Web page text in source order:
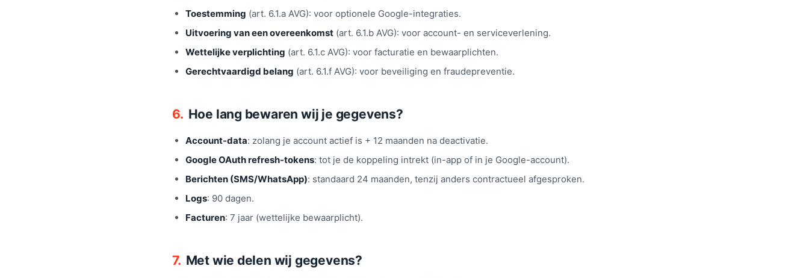
Toestemming (art. 6.1.a AVG): voor optionele Google-integraties.
Uitvoering van een overeenkomst (art. 6.1.b AVG): voor account- en serviceverlening.
Wettelijke verplichting (art. 6.1.c AVG): voor facturatie en bewaarplichten.
Gerechtvaardigd belang (art. 6.1.f AVG): voor beveiliging en fraudepreventie.
6. Hoe lang bewaren wij je gegevens?
Account-data: zolang je account actief is + 12 maanden na deactivatie.
Google OAuth refresh-tokens: tot je de koppeling intrekt (in-app of in je Google-account).
Berichten (SMS/WhatsApp): standaard 24 maanden, tenzij anders contractueel afgesproken.
Logs: 90 dagen.
Facturen: 7 jaar (wettelijke bewaarplicht).
7. Met wie delen wij gegevens?